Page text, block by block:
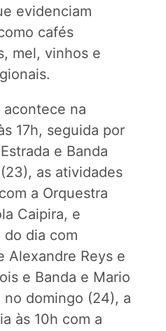
evidenciam
cafés
mel, vinhos e
na
17h, seguida por
e Banda
as atividades
a Orquestra
Caipira, e
do dia com
Alexandre Reys e
e Banda e Mario
no domingo (24), a
às 10h com a